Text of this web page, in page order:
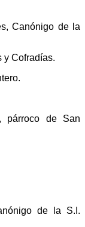
Canónigo de la
y Cofradías.
párroco de San
de la S.I.